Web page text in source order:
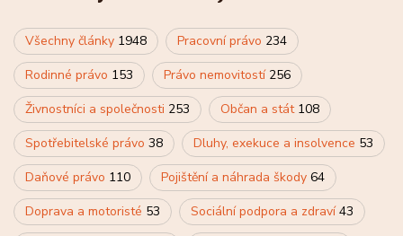
Všechny články 1948 Pracovní právo 234
Rodinné právo 153 Právo nemovitostí 256
Živnostníci a společnosti 253 Občan a stát 108
Spotřebitelské právo 38 Dluhy, exekuce a insolvence 53
Daňové právo 110 Pojištění a náhrada škody 64
Doprava a motoristé 53 Sociální podpora a zdraví43